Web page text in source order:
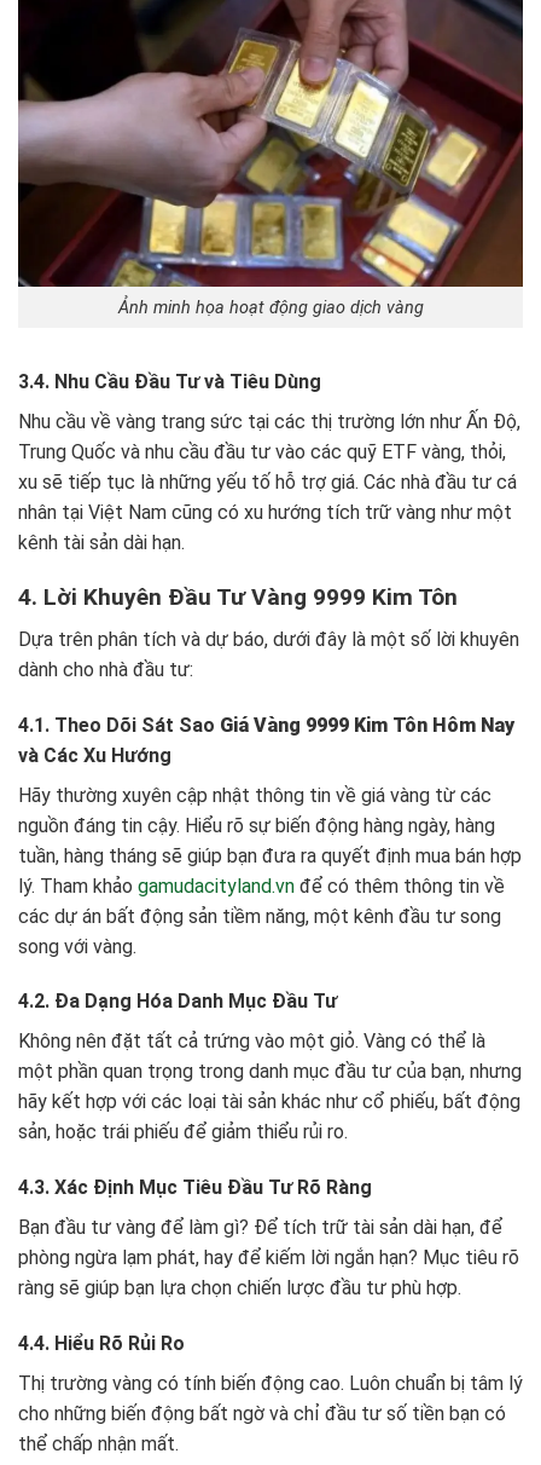
Ảnh minh họa hoạt động giao dịch vàng
3.4. Nhu Cầu Đầu Tư và Tiêu Dùng
Nhu cầu về vàng trang sức tại các thị trường lớn như Ấn Độ,
Trung Quốc và nhu cầu đầu tư vào các quỹ ETF vàng, thỏi,
xu sẽ tiếp tục là những yếu tố hỗ trợ giá. Các nhà đầu tư cá
nhân tại Việt Nam cũng có xu hướng tích trữ vàng như một
kênh tài sản dài hạn.
4. Lời Khuyên Đầu Tư Vàng 9999 Kim Tôn
Dựa trên phân tích và dự báo, dưới đây là một số lời khuyên
dành cho nhà đầu tư:
4.1. Theo Dõi Sát Sao Giá Vàng 9999 Kim Tôn Hôm Nay
và Các Xu Hướng
Hãy thường xuyên cập nhật thông tin về giá vàng từ các
nguồn đáng tin cậy. Hiểu rõ sự biến động hàng ngày, hàng
tuần, hàng tháng sẽ giúp bạn đưa ra quyết định mua bán hợp
lý. Tham khảo gamudacityland.vn để có thêm thông tin về
các dự án bất động sản tiềm năng, một kênh đầu tư song
song với vàng.
4.2. Đa Dạng Hóa Danh Mục Đầu Tư
Không nên đặt tất cả trứng vào một giỏ. Vàng có thể là
một phần quan trọng trong danh mục đầu tư của bạn, nhưng
hãy kết hợp với các loại tài sản khác như cổ phiếu, bất động
sản, hoặc trái phiếu để giảm thiểu rủi ro.
4.3. Xác Định Mục Tiêu Đầu Tư Rõ Ràng
Bạn đầu tư vàng để làm gì? Để tích trữ tài sản dài hạn, để
phòng ngừa lạm phát, hay để kiếm lời ngắn hạn? Mục tiêu rõ
ràng sẽ giúp bạn lựa chọn chiến lược đầu tư phù hợp.
4.4. Hiểu Rõ Rủi Ro
Thị trường vàng có tính biến động cao. Luôn chuẩn bị tâm lý
cho những biến động bất ngờ và chỉ đầu tư số tiền bạn có
thể chấp nhận mất.